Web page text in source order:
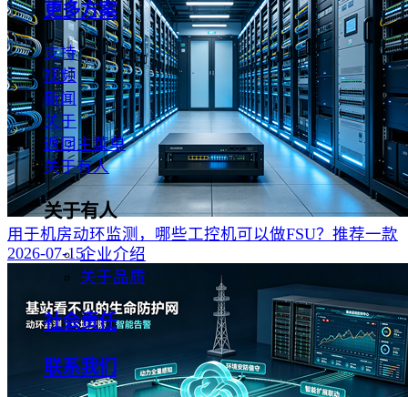
更多方案
支持
视频
新闻
关于
返回主菜单
关于有人
关于有人
企业介绍
关于品质
社会责任
联系我们
用于机房动环监测，哪些工控机可以做FSU？推荐一款
2026-07-15